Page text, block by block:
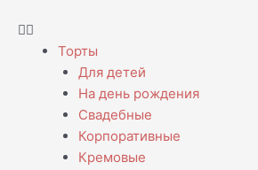
Торты
Для детей
На день рождения
Свадебные
Корпоративные
Кремовые